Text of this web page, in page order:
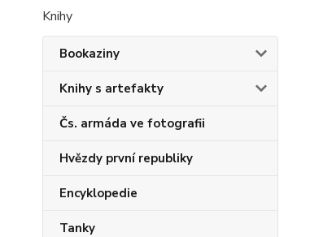
Knihy
Bookaziny
Knihy s artefakty
Čs. armáda ve fotografii
Hvězdy první republiky
Encyklopedie
Tanky